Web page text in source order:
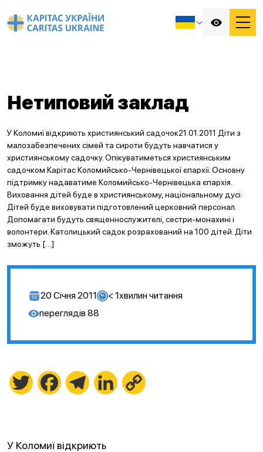
Нетиповий заклад
У Коломиї відкриють християнський садочок21.01.2011 Діти з
малозабезпечених сімей та сироти будуть навчатися у
християнському садочку. Опікуватиметься християнським
садочком Карітас Коломийсько-Чернівецької єпархії. Основну
підтримку надаватиме Коломийсько-Чернівецька єпархія.
Виховання дітей буде в християнському, національному дусі.
Дітей буде виховувати підготовлений церковний персонал.
Допомагати будуть священнослужителі, сестри-монахині і
волонтери. Католицький садок розрахований на 100 дітей. Діти
зможуть […]
20 Січня 2011 < 1хвилин читання
переглядів 88
Twitter FacebookTelegramLinkedIn
У Коломиї відкриють